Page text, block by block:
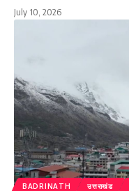
July 10, 2026
BADRINATH उत्तराखंड